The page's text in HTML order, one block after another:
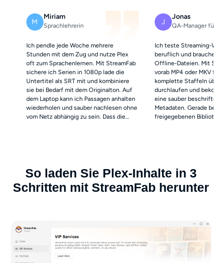
M
Miriam
Sprachlehrerin
Ich pendle jede Woche mehrere
Stunden mit dem Zug und nutze Plex
oft zum Sprachenlernen. Mit StreamFab
sichere ich Serien in 1080p lade die
Untertitel als SRT mit und kombiniere
sie bei Bedarf mit dem Originalton. Auf
dem Laptop kann ich Passagen anhalten
wiederholen und sauber nachlesen ohne
vom Netz abhängig zu sein. Dass die
J
Jonas
QA-Manager für
Ich teste Streaming-
beruflich und brauche
Offline-Dateien. Mit
vorab MP4 oder MKV
komplette Staffeln über
durchlaufen und
eine sauber
Metadaten. Gerade bei
freigegebenen
So laden Sie Plex-Inhalte in 3
Schritten mit StreamFab herunter